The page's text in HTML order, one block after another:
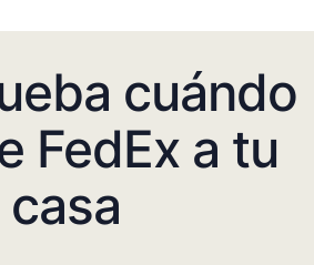
cuándo
FedEx a tu
casa